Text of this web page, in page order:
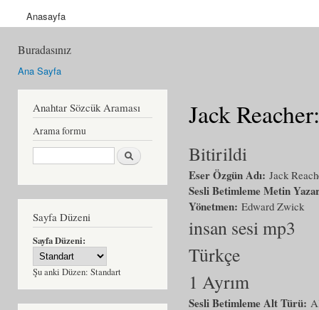
Anasayfa
Buradasınız
Ana Sayfa
Anahtar Sözcük Araması
Arama formu
Ara
Sayfa Düzeni
Sayfa Düzeni:
Şu anki Düzen: Standart
Jack
Bitirildi
Eser Özgün Adı: Jack
Sesli Betimleme Metin
Yönetmen: Edward Zwick
insan sesi mp3
Türkçe
1 Ayrım
Sesli Betimleme Alt Türü: